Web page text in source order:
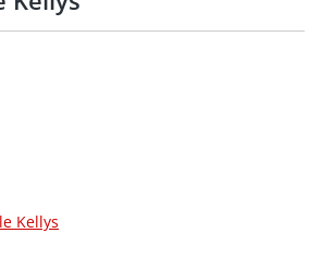
ST-EF500-8 EZ-fire Plus
Kellys